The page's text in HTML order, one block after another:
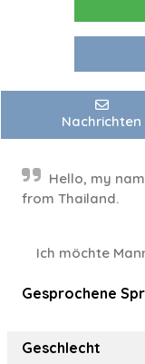
Nachrichten
Hello, my
from Thailand.
Ich möchte
Gesprochene
Geschlecht